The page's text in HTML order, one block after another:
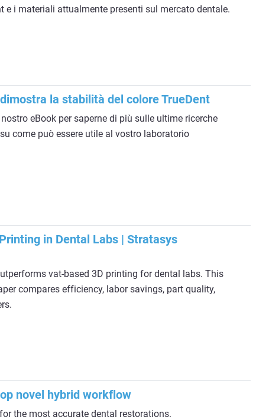
e i materiali attualmente presenti sul mercato dentale.
la stabilità del colore TrueDent
eBook per saperne di più sulle ultime ricerche
come può essere utile al vostro laboratorio
in Dental Labs | Stratasys
vat-based 3D printing for dental labs. This
compares efficiency, labor savings, part quality,
novel hybrid workflow
the most accurate dental restorations.